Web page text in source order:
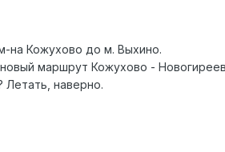
на Кожухово до м. Выхино.
маршрут Кожухово -
Летать, наверно.